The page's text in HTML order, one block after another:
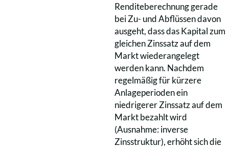
Renditeberechnung gerade
bei Zu- und Abflüssen davon
ausgeht, dass das Kapital zum
gleichen Zinssatz auf dem
Markt wiederangelegt
werden kann. Nachdem
regelmäßig für kürzere
Anlageperioden ein
niedrigerer Zinssatz auf dem
Markt bezahlt wird
(Ausnahme: inverse
Zinsstruktur), erhöht sich die